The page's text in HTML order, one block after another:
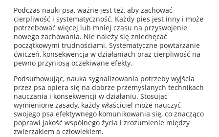
Podczas nauki psa, ważne jest też, aby zachować
cierpliwość i systematyczność. Każdy pies jest inny i może
potrzebować więcej lub mniej czasu na przyswojenie
nowego zachowania. Nie należy się zniechęcać
początkowymi trudnościami. Systematyczne powtarzanie
ćwiczeń, konsekwencja w działaniach oraz cierpliwość na
pewno przyniosą oczekiwane efekty.
Podsumowując, nauka sygnalizowania potrzeby wyjścia
przez psa opiera się na dobrze przemyślanych technikach
nauczania i konsekwencji w działaniu. Stosując
wymienione zasady, każdy właściciel może nauczyć
swojego psa efektywnego komunikowania się, co znacząco
poprawi jakość wspólnego życia i zrozumienie między
zwierzakiem a człowiekiem.